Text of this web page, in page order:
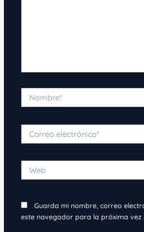
electrónico*
Guarda mi nombre, correo
este navegador para la próxima vez